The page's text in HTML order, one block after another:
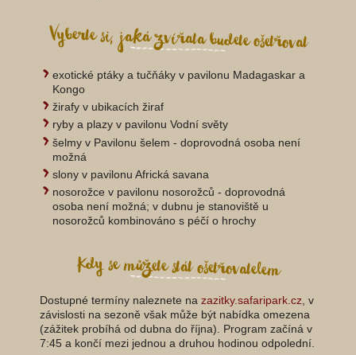
Vyberte si, jaká zvířata budete ošetřovat
exotické ptáky a tučňáky v pavilonu Madagaskar a
Kongo
žirafy v ubikacích žiraf
ryby a plazy v pavilonu Vodní světy
šelmy v Pavilonu šelem - doprovodná osoba není
možná
slony v pavilonu Africká savana
nosorožce v pavilonu nosorožců - doprovodná
osoba není možná; v dubnu je stanoviště u
nosorožců kombinováno s péčí o hrochy
Kdy se můžete stát ošetřovatelem
Dostupné termíny naleznete nazazitky.safaripark.cz, v
závislosti na sezoně však může být nabídka omezena
(zážitek probíhá od dubna do října). Program začíná v
7:45 a končí mezi jednou a druhou hodinou odpolední.